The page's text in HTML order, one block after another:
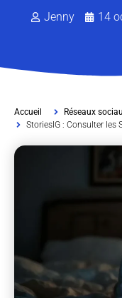
Jenny 14
Accueil
Réseaux
StoriesIG : Consulter les